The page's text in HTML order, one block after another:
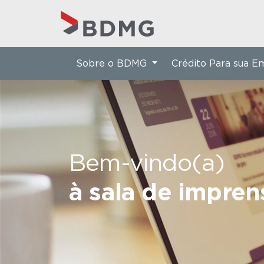
Bem-vindo(a)
à sala de
Sobre o BDMG Crédito Para sua